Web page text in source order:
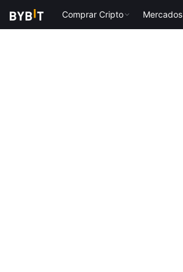
Comprar Cripto Mercados